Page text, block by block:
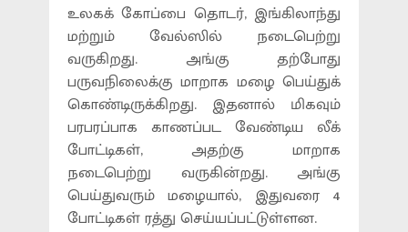
உலகக் கோப்பை தொடர், இங்கிலாந்து
மற்றும் வேல்ஸில் நடைபெற்று
வருகிறது. அங்கு தற்போது
பருவநிலைக்கு மாறாக மழை பெய்துக்
கொண்டிருக்கிறது. இதனால் மிகவும்
பரபரப்பாக காணப்பட வேண்டிய லீக்
போட்டிகள், அதற்கு மாறாக
நடைபெற்று வருகின்றது. அங்கு
பெய்துவரும் மழையால், இதுவரை 4
போட்டிகள் ரத்து செய்யப்பட்டுள்ளன.